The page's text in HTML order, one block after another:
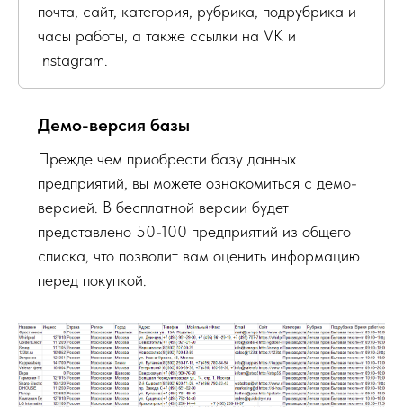
почта, сайт, категория, рубрика, подрубрика и
часы работы, а также ссылки на VK и
Instagram.
Демо-версия базы
Прежде чем приобрести базу данных
предприятий, вы можете ознакомиться с демо-
версией. В бесплатной версии будет
представлено 50-100 предприятий из общего
списка, что позволит вам оценить информацию
перед покупкой.